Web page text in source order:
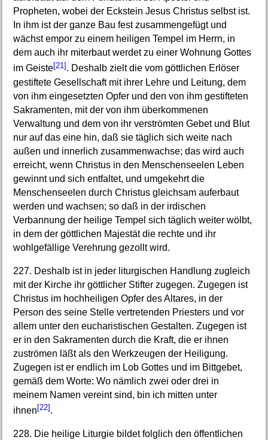
Propheten, wobei der Eckstein Jesus Christus selbst ist.
In ihm ist der ganze Bau fest zusammengefügt und
wächst empor zu einem heiligen Tempel im Herrn, in
dem auch ihr miterbaut werdet zu einer Wohnung Gottes
im Geiste[21]. Deshalb zielt die vom göttlichen Erlöser
gestiftete Gesellschaft mit ihrer Lehre und Leitung, dem
von ihm eingesetzten Opfer und den von ihm gestifteten
Sakramenten, mit der von ihm überkommenen
Verwaltung und dem von ihr verströmten Gebet und Blut
nur auf das eine hin, daß sie täglich sich weite nach
außen und innerlich zusammenwachse; das wird auch
erreicht, wenn Christus in den Menschenseelen Leben
gewinnt und sich entfaltet, und umgekehrt die
Menschenseelen durch Christus gleichsam auferbaut
werden und wachsen; so daß in der irdischen
Verbannung der heilige Tempel sich täglich weiter wölbt,
in dem der göttlichen Majestät die rechte und ihr
wohlgefällige Verehrung gezollt wird.
227. Deshalb ist in jeder liturgischen Handlung zugleich
mit der Kirche ihr göttlicher Stifter zugegen. Zugegen ist
Christus im hochheiligen Opfer des Altares, in der
Person des seine Stelle vertretenden Priesters und vor
allem unter den eucharistischen Gestalten. Zugegen ist
er in den Sakramenten durch die Kraft, die er ihnen
zuströmen läßt als den Werkzeugen der Heiligung.
Zugegen ist er endlich im Lob Gottes und im Bittgebet,
gemäß dem Worte: Wo nämlich zwei oder drei in
meinem Namen vereint sind, bin ich mitten unter
ihnen[22].
228. Die heilige Liturgie bildet folglich den öffentlichen